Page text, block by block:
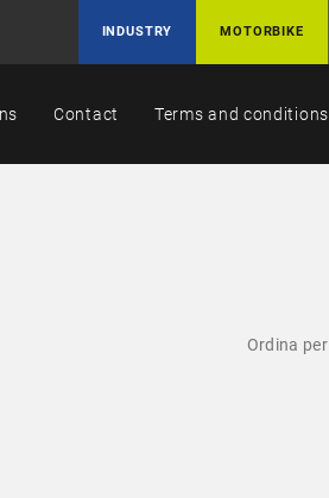
INDUSTRY MOTORBIKE
Contact Terms and conditions
Ordina per